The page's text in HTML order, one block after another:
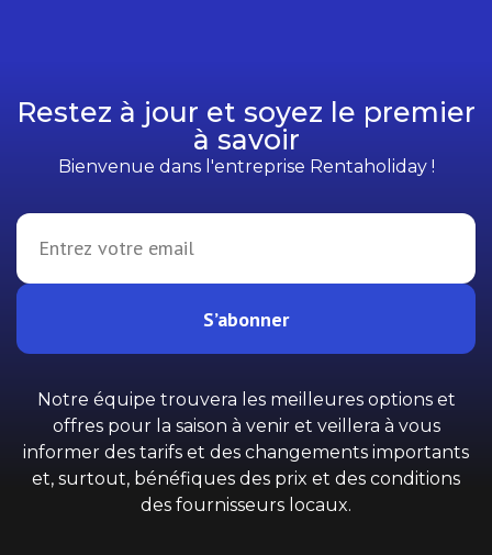
Restez à jour et soyez le premier
à savoir
Bienvenue dans l'entreprise Rentaholiday !
S’abonner
Notre équipe trouvera les meilleures options et
offres pour la saison à venir et veillera à vous
informer des tarifs et des changements importants
et, surtout, bénéfiques des prix et des conditions
des fournisseurs locaux.